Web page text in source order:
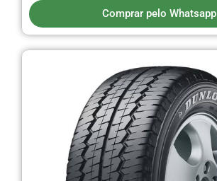
Comprar pelo Whatsapp